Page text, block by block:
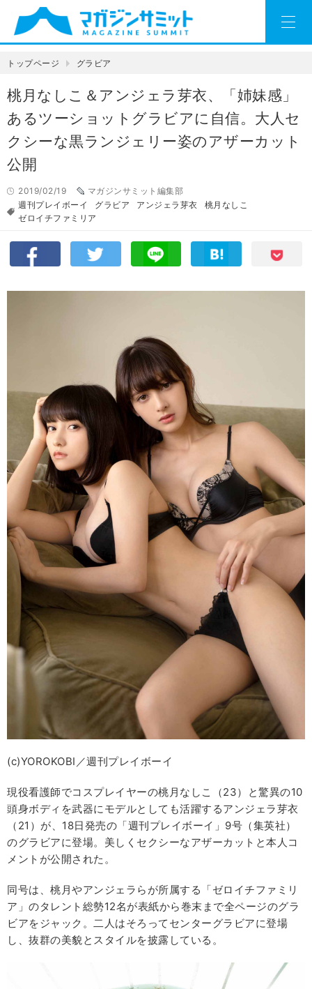
トップページ グラビア
桃月なしこ＆アンジェラ芽衣、「姉妹感」
あるツーショットグラビアに自信。大人セ
クシーな黒ランジェリー姿のアザーカット
公開
2019/02/19
マガジンサミット編集部
週刊プレイボーイ
グラビア アンジェラ芽衣
桃月なしこ
ゼロイチファミリア
(c)YOROKOBI／週刊プレイボーイ
現役看護師でコスプレイヤーの桃月なしこ（23）と驚異の10
頭身ボディを武器にモデルとしても活躍するアンジェラ芽衣
（21）が、18日発売の「週刊プレイボーイ」9号（集英社）
のグラビアに登場。美しくセクシーなアザーカットと本人コ
メントが公開された。
同号は、桃月やアンジェラらが所属する「ゼロイチファミリ
ア」のタレント総勢12名が表紙から巻末まで全ページのグラ
ビアをジャック。二人はそろってセンターグラビアに登場
し、抜群の美貌とスタイルを披露している。